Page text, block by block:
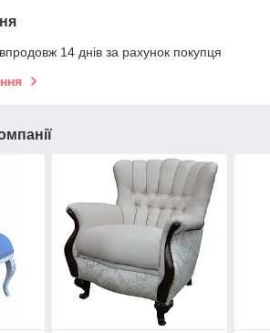
14 днів за рахунок покупця